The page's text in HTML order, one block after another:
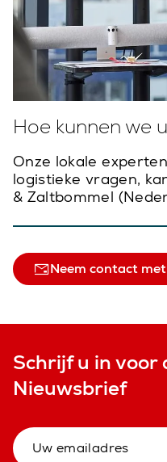
Hoe kunnen we
Onze lokale
logistieke vragen,
& Zaltbommel
Neem contact
Schrijf u in voor
Nieuwsbrief